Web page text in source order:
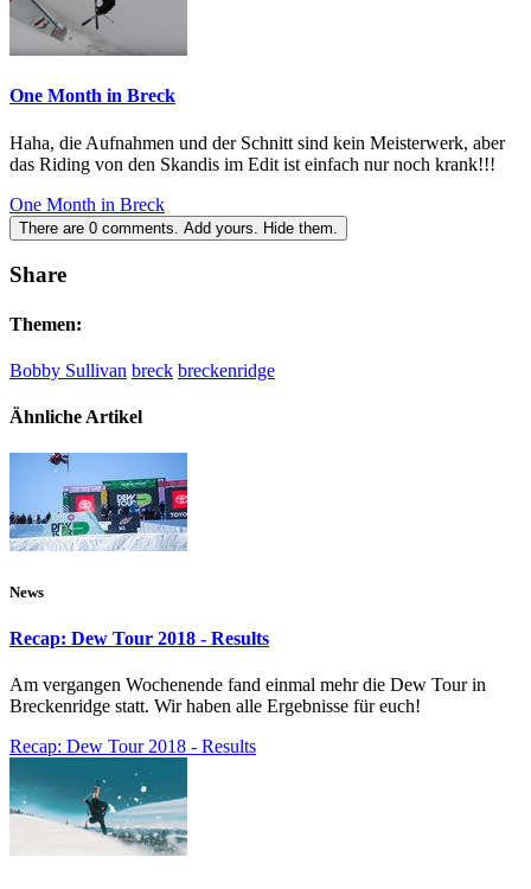
One Month in Breck
Haha, die Aufnahmen und der Schnitt sind kein Meisterwerk, aber
das Riding von den Skandis im Edit ist einfach nur noch krank!!!
One Month in Breck
There are 0 comments. Add yours. Hide them.
Share
Themen:
Bobby Sullivan breck breckenridge
Ähnliche Artikel
News
Recap: Dew Tour 2018 - Results
Am vergangen Wochenende fand einmal mehr die Dew Tour in
Breckenridge statt. Wir haben alle Ergebnisse für euch!
Recap: Dew Tour 2018 - Results